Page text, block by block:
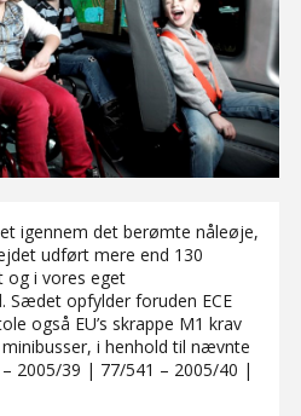
igennem det berømte nåleøje,
udført mere end 130
og i vores eget
Sædet opfylder foruden ECE
også EU’s skrappe M1 krav
i henhold til nævnte
2005/39 | 77/541 – 2005/40 |